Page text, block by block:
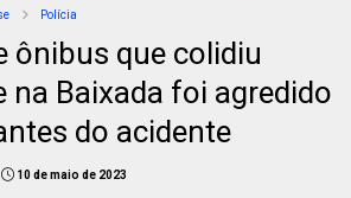
Polícia
ônibus que colidiu
na Baixada foi agredido
do acidente
10 de maio de 2023